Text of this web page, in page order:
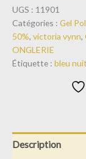
UGS : 11901
Catégories : Gel
50%, victoria vynn,
ONGLERIE
Étiquette : bleu nuit
Description